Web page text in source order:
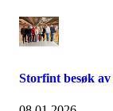
Storfint besøk